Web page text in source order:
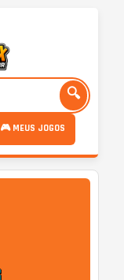
🔍
🎮 MEUS JOGOS